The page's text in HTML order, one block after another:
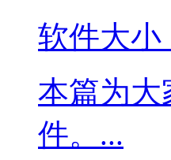
软件大小
本篇为
件。...